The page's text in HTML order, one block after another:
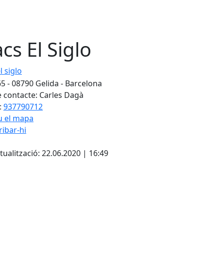
El Siglo
siglo
- 08790 Gelida - Barcelona
contacte: Carles Dagà
937790712
el mapa
hi
22.06.2020 | 16:49